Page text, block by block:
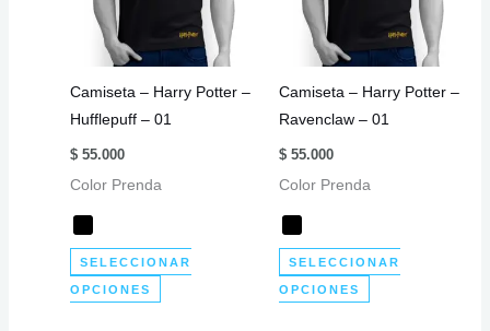
pueden
elegir
en
la
de
pueden
elegir
en
la
de
Camiseta – Harry Potter –
Hufflepuff – 01
$55.000
Color Prenda
SELECCIONAR
OPCIONES
Camiseta – Harry Potter –
Ravenclaw – 01
$ 55.000
Color Prenda
SELECCIONAR
OPCIONES